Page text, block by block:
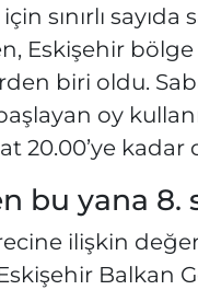
sınırlı sayıda
Eskişehir
biri oldu.
oy
20.00’ye kadar
bu yana 8.
ilişkin
Balkan